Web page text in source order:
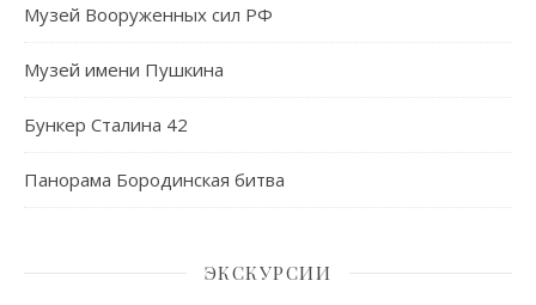
Музей Вооруженных сил РФ
Музей имени Пушкина
Бункер Сталина 42
Панорама Бородинская битва
ЭКСКУРСИИ